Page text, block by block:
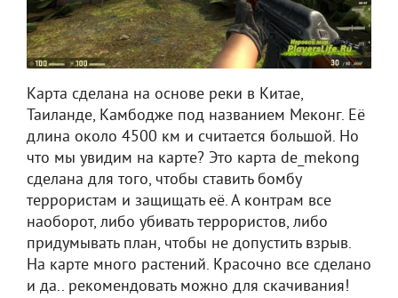
Карта сделана на основе реки в Китае,
Таиланде, Камбодже под названием Меконг. Её
длина около 4500 км и считается большой. Но
что мы увидим на карте? Это карта de_mekong
сделана для того, чтобы ставить бомбу
террористам и защищать её. А контрам все
наоборот, либо убивать террористов, либо
придумывать план, чтобы не допустить взрыв.
На карте много растений. Красочно все сделано
и да.. рекомендовать можно для скачивания!